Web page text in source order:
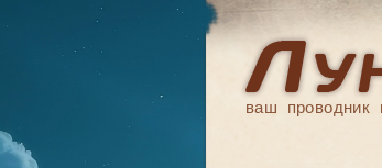
ваш проводник